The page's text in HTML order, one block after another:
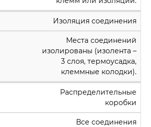
Изоляция соединения
Места соединений
изолированы (изолента –
3 слоя, термоусадка,
клеммные колодки).
Распределительные
коробки
Все соединения